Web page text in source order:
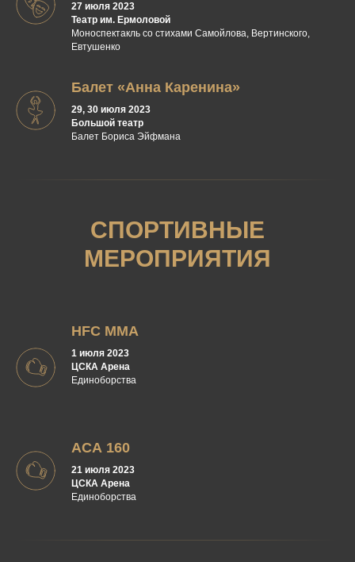
27 июля 2023
Театр им. Ермоловой
Моноспектакль со стихами Самойлова, Вертинского,
Евтушенко
Балет «Анна Каренина»
29, 30 июля 2023
Большой театр
Балет Бориса Эйфмана
СПОРТИВНЫЕ
МЕРОПРИЯТИЯ
HFC MMA
1 июля 2023
ЦСКА Арена
Единоборства
АСА 160
21 июля 2023
ЦСКА Арена
Единоборства